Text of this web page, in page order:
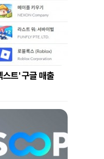
트' 구글 매출